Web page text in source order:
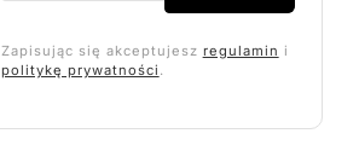
Zapisując się akceptujesz regulamin i
politykę prywatności .